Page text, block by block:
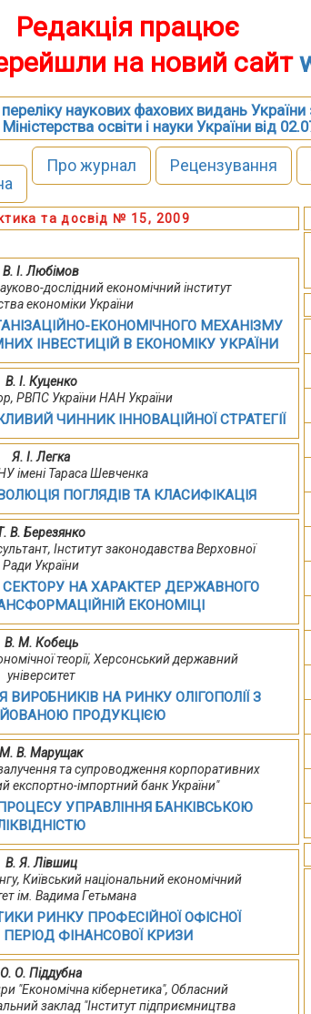
Редакція працює
на новий сайт
наукових фахових видань
освіти і науки України від
Про журнал Рецензування
та досвід № 15, 2009
В. І. Любімов
дослідний економічний інститут
економіки України
ЕКОНОМІЧНОГО МЕХАНІЗМУ
ІНВЕСТИЦІЙ В ЕКОНОМІКУ УКРАЇНИ
В. І. Куценко
РВПС України НАН України
ЧИННИК ІННОВАЦІЙНОЇ СТРАТЕГІЇ
Я. І. Легка
імені Тараса Шевченка
ПОГЛЯДІВ ТА КЛАСИФІКАЦІЯ
В. Березянко
Інститут законодавства Верховної
Ради України
НА ХАРАКТЕР ДЕРЖАВНОГО
ЕКОНОМІЦІ
В. М. Кобець
теорії, Херсонський державний
університет
НА РИНКУ ОЛІГОПОЛІЇ З
ПРОДУКЦІЄЮ
М. В. Марущак
та супроводження корпоративних
експортно-імпортний банк України"
УПРАВЛІННЯ БАНКІВСЬКОЮ
В. Я. Лівшиц
Київський національний економічний
ім. Вадима Гетьмана
РИНКУ ПРОФЕСІЙНОЇ ОФІСНОЇ
ФІНАНСОВОЇ КРИЗИ
О. О. Піддубна
"Економічна кібернетика", Обласний
заклад "Інститут підприємництва